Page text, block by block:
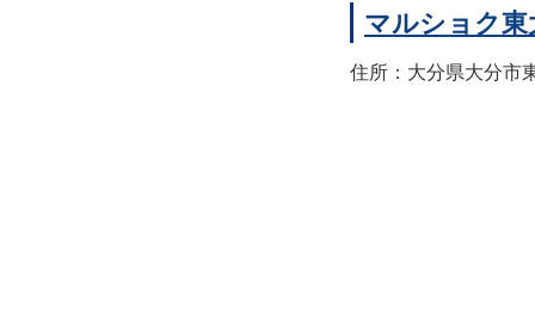
マルショク東
住所：大分県大分市